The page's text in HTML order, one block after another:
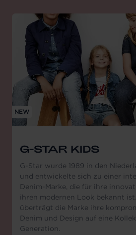
NEW
G-STAR KIDS
G-Star wurde 1989 in den
und entwickelte sich zu einer
Denim-Marke, die für ihre
ihren modernen Look bekannt
überträgt die Marke ihre
Denim und Design auf eine
Generation.